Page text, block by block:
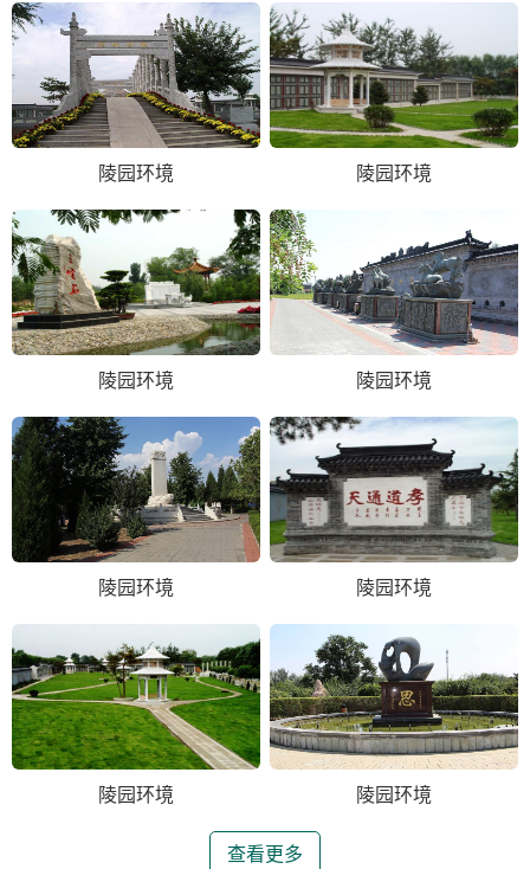
陵园环境 陵园环境
陵园环境 陵园环境
陵园环境 陵园环境
陵园环境 陵园环境
查看更多